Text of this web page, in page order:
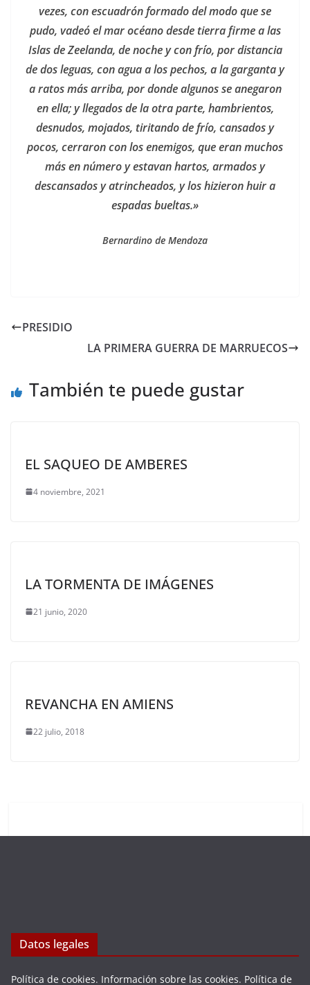
vezes, con escuadrón formado del modo que se
pudo, vadeó el mar océano desde tierra firme a las
Islas de Zeelanda, de noche y con frío, por distancia
de dos leguas, con agua a los pechos, a la garganta y
a ratos más arriba, por donde algunos se anegaron
en ella; y llegados de la otra parte, hambrientos,
desnudos, mojados, tiritando de frío, cansados y
pocos, cerraron con los enemigos, que eran muchos
más en número y estavan hartos, armados y
descansados y atrincheados, y los hizieron huir a
espadas bueltas.»
Bernardino de Mendoza
PRESIDIO
LA PRIMERA GUERRA DE MARRUECOS
También te puede gustar
EL SAQUEO DE AMBERES
4 noviembre, 2021
LA TORMENTA DE IMÁGENES
21 junio, 2020
REVANCHA EN AMIENS
22 julio, 2018
Datos legales
Política de cookies. Información sobre las cookies. Política de